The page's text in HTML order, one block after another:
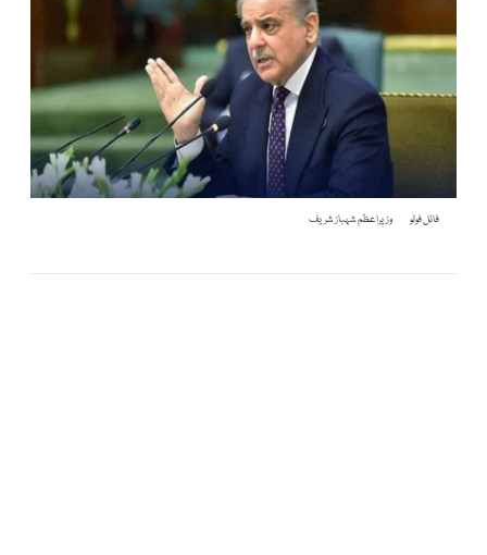
فائل فوٹو وزیراعظم شہباز شریف